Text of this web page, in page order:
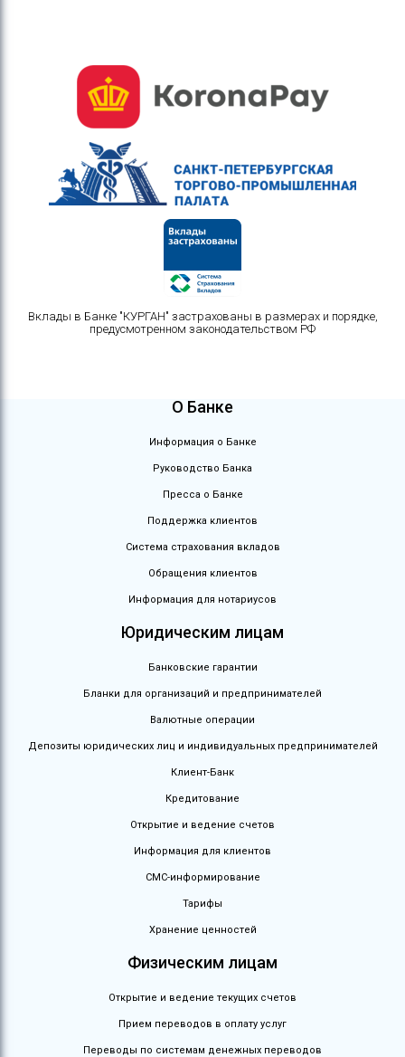
Вклады в Банке "КУРГАН" застрахованы в размерах и порядке,
предусмотренном законодательством РФ
О Банке
Информация о Банке
Руководство Банка
Пресса о Банке
Поддержка клиентов
Система страхования вкладов
Обращения клиентов
Информация для нотариусов
Юридическим лицам
Банковские гарантии
Бланки для организаций и предпринимателей
Валютные операции
Депозиты юридических лиц и индивидуальных предпринимателей
Клиент-Банк
Кредитование
Открытие и ведение счетов
Информация для клиентов
СМС-информирование
Тарифы
Хранение ценностей
Физическим лицам
Открытие и ведение текущих счетов
Прием переводов в оплату услуг
Переводы по системам денежных переводов